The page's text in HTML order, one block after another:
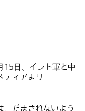
15日、インド軍と中
ディアより
、だまされないよう